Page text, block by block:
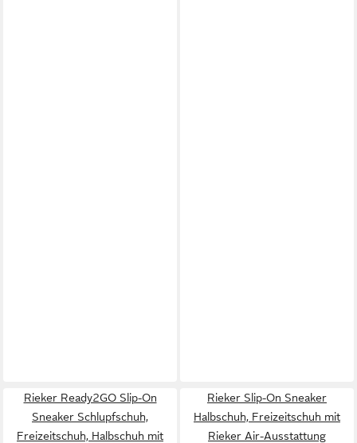
Rieker Ready2GO Slip-On
Sneaker Schlupfschuh,
Freizeitschuh, Halbschuh mit
Rieker Slip-On Sneaker
Halbschuh, Freizeitschuh mit
Rieker Air-Ausstattung